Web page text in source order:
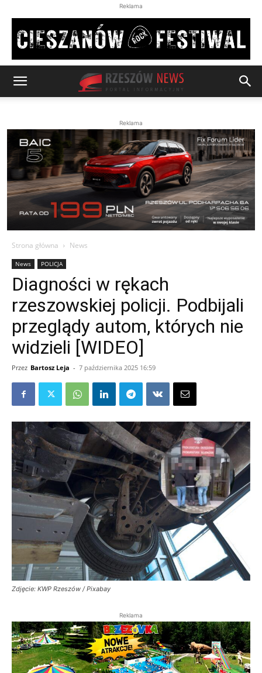
Reklama
Reklama
Strona główna News
News POLICJA
Diagności w rękach
rzeszowskiej policji. Podbijali
przeglądy autom, których nie
widzieli [WIDEO]
Przez Bartosz Leja - 7 października 2025 16:59
Zdjęcie: KWP Rzeszów / Pixabay
Reklama